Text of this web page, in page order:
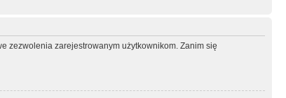
zezwolenia zarejestrowanym użytkownikom. Zanim się